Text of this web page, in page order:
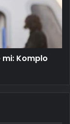
Komplo